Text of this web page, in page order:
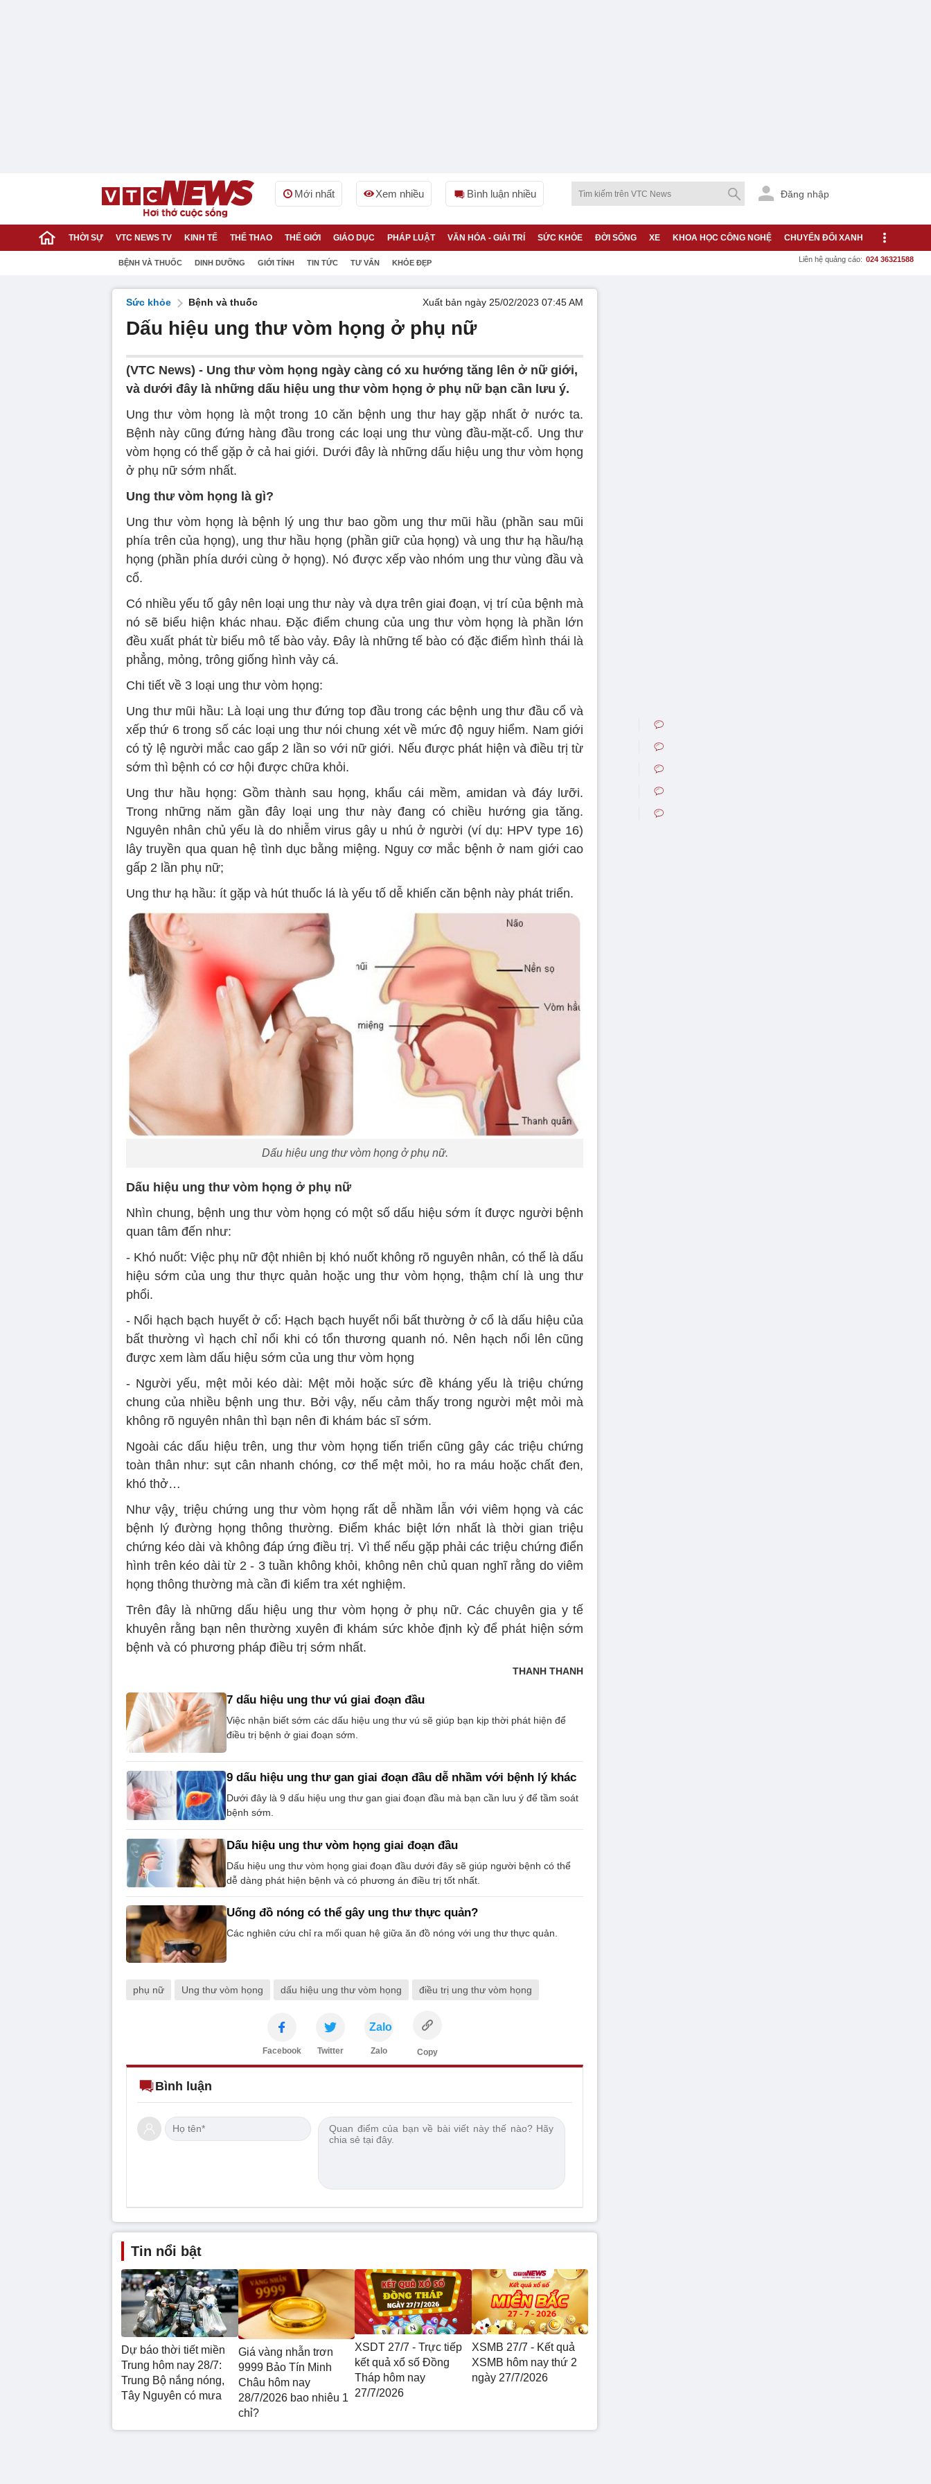
Mới nhất Xem nhiều Bình luận nhiều Đăng nhập
THỜI SỰ VTC NEWS TV KINH TẾ THỂ THAO THẾ GIỚI GIÁO DỤC PHÁP LUẬT VĂN HÓA - GIẢI TRÍ SỨC KHỎE ĐỜI SỐNG XE KHOA HỌC CÔNG NGHỆ CHUYỂN ĐỔI XANH
BỆNH VÀ THUỐC DINH DƯỠNG GIỚI TÍNH TIN TỨC TƯ VẤN KHỎE ĐẸP Liên hệ quảng cáo: 024 36321588
Sức khỏe Bệnh và thuốc Xuất bản ngày 25/02/2023 07:45 AM
Dấu hiệu ung thư vòm họng ở phụ nữ
(VTC News) - Ung thư vòm họng ngày càng có xu hướng tăng lên ở nữ giới,
và dưới đây là những dấu hiệu ung thư vòm họng ở phụ nữ bạn cần lưu ý.
Ung thư vòm họng là một trong 10 căn bệnh ung thư hay gặp nhất ở nước ta.
Bệnh này cũng đứng hàng đầu trong các loại ung thư vùng đầu-mặt-cổ. Ung thư
vòm họng có thể gặp ở cả hai giới. Dưới đây là những dấu hiệu ung thư vòm họng
ở phụ nữ sớm nhất.
Ung thư vòm họng là gì?
Ung thư vòm họng là bệnh lý ung thư bao gồm ung thư mũi hầu (phần sau mũi
phía trên của họng), ung thư hầu họng (phần giữ của họng) và ung thư hạ hầu/hạ
họng (phần phía dưới cùng ở họng). Nó được xếp vào nhóm ung thư vùng đầu và
cổ.
Có nhiều yếu tố gây nên loại ung thư này và dựa trên giai đoạn, vị trí của bệnh mà
nó sẽ biểu hiện khác nhau. Đặc điểm chung của ung thư vòm họng là phần lớn
đều xuất phát từ biểu mô tế bào vảy. Đây là những tế bào có đặc điểm hình thái là
phẳng, mỏng, trông giống hình vảy cá.
Chi tiết về 3 loại ung thư vòm họng:
Ung thư mũi hầu: Là loại ung thư đứng top đầu trong các bệnh ung thư đầu cổ và
xếp thứ 6 trong số các loại ung thư nói chung xét về mức độ nguy hiểm. Nam giới
có tỷ lệ người mắc cao gấp 2 lần so với nữ giới. Nếu được phát hiện và điều trị từ
sớm thì bệnh có cơ hội được chữa khỏi.
Ung thư hầu họng: Gồm thành sau họng, khẩu cái mềm, amidan và đáy lưỡi.
Trong những năm gần đây loại ung thư này đang có chiều hướng gia tăng.
Nguyên nhân chủ yếu là do nhiễm virus gây u nhú ở người (ví dụ: HPV type 16)
lây truyền qua quan hệ tình dục bằng miệng. Nguy cơ mắc bệnh ở nam giới cao
gấp 2 lần phụ nữ;
Ung thư hạ hầu: ít gặp và hút thuốc lá là yếu tố dễ khiến căn bệnh này phát triển.
Dấu hiệu ung thư vòm họng ở phụ nữ.
Dấu hiệu ung thư vòm họng ở phụ nữ
Nhìn chung, bệnh ung thư vòm họng có một số dấu hiệu sớm ít được người bệnh
quan tâm đến như:
- Khó nuốt: Việc phụ nữ đột nhiên bị khó nuốt không rõ nguyên nhân, có thể là dấu
hiệu sớm của ung thư thực quản hoặc ung thư vòm họng, thậm chí là ung thư
phổi.
- Nổi hạch bạch huyết ở cổ: Hạch bạch huyết nổi bất thường ở cổ là dấu hiệu của
bất thường vì hạch chỉ nổi khi có tổn thương quanh nó. Nên hạch nổi lên cũng
được xem làm dấu hiệu sớm của ung thư vòm họng
- Người yếu, mệt mỏi kéo dài: Mệt mỏi hoặc sức đề kháng yếu là triệu chứng
chung của nhiều bệnh ung thư. Bởi vậy, nếu cảm thấy trong người mệt mỏi mà
không rõ nguyên nhân thì bạn nên đi khám bác sĩ sớm.
Ngoài các dấu hiệu trên, ung thư vòm họng tiến triển cũng gây các triệu chứng
toàn thân như: sụt cân nhanh chóng, cơ thể mệt mỏi, ho ra máu hoặc chất đen,
khó thở…
Như vậy¸ triệu chứng ung thư vòm họng rất dễ nhầm lẫn với viêm họng và các
bệnh lý đường họng thông thường. Điểm khác biệt lớn nhất là thời gian triệu
chứng kéo dài và không đáp ứng điều trị. Vì thế nếu gặp phải các triệu chứng điển
hình trên kéo dài từ 2 - 3 tuần không khỏi, không nên chủ quan nghĩ rằng do viêm
họng thông thường mà cần đi kiểm tra xét nghiệm.
Trên đây là những dấu hiệu ung thư vòm họng ở phụ nữ. Các chuyên gia y tế
khuyên rằng bạn nên thường xuyên đi khám sức khỏe định kỳ để phát hiện sớm
bệnh và có phương pháp điều trị sớm nhất.
THANH THANH
7 dấu hiệu ung thư vú giai đoạn đầu
Việc nhận biết sớm các dấu hiệu ung thư vú sẽ giúp bạn kịp thời phát hiện để
điều trị bệnh ở giai đoạn sớm.
9 dấu hiệu ung thư gan giai đoạn đầu dễ nhầm với bệnh lý khác
Dưới đây là 9 dấu hiệu ung thư gan giai đoạn đầu mà bạn cần lưu ý để tầm soát
bệnh sớm.
Dấu hiệu ung thư vòm họng giai đoạn đầu
Dấu hiệu ung thư vòm họng giai đoạn đầu dưới đây sẽ giúp người bệnh có thể
dễ dàng phát hiện bệnh và có phương án điều trị tốt nhất.
Uống đồ nóng có thể gây ung thư thực quản?
Các nghiên cứu chỉ ra mối quan hệ giữa ăn đồ nóng với ung thư thực quản.
phụ nữ Ung thư vòm họng dấu hiệu ung thư vòm họng điều trị ung thư vòm họng
Facebook Twitter
Zalo
Zalo Copy
Bình luận
Tin nổi bật
Dự báo thời tiết miền
Trung hôm nay 28/7:
Trung Bộ nắng nóng,
Tây Nguyên có mưa
Giá vàng nhẫn trơn
9999 Bảo Tín Minh
Châu hôm nay
28/7/2026 bao nhiêu 1
chỉ?
XSDT 27/7 - Trực tiếp
kết quả xổ số Đồng
Tháp hôm nay
27/7/2026
XSMB 27/7 - Kết quả
XSMB hôm nay thứ 2
ngày 27/7/2026